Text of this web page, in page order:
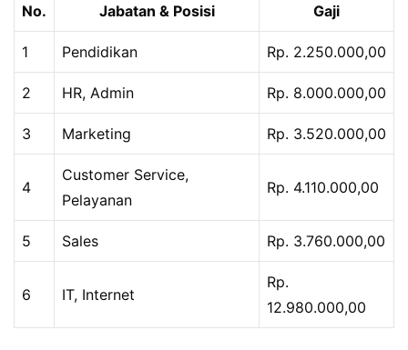
No. Jabatan & Posisi Gaji
1 Pendidikan Rp. 2.250.000,00
2 HR, Admin Rp. 8.000.000,00
3 Marketing Rp. 3.520.000,00
4
Customer Service,
Pelayanan
Rp. 4.110.000,00
5 Sales Rp. 3.760.000,00
6 IT, Internet
Rp.
12.980.000,00